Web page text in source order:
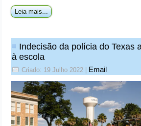
Leia mais...
Indecisão da polícia do Texas
à escola
Criado: 19 Julho 2022 Email